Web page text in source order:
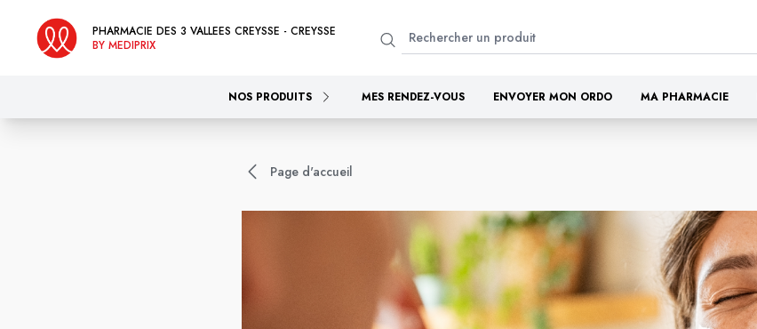
PHARMACIE DES 3 VALLEES CREYSSE - CREYSSE
BY MEDIPRIX
NOS PRODUITS MES RENDEZ-VOUS ENVOYER MON ORDO MA PHARMACIE
Page d'accueil